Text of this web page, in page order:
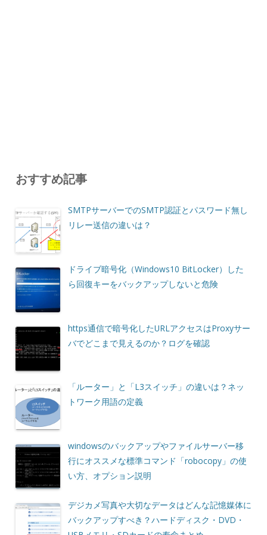
おすすめ記事
SMTPサーバーでのSMTP認証とパスワード無し
リレー送信の違いは？
ドライブ暗号化（Windows10 BitLocker）した
ら回復キーをバックアップしないと危険
https通信で暗号化したURLアクセスはProxyサー
バでどこまで見えるのか？ログを確認
「ルーター」と「L3スイッチ」の違いは？ネッ
トワーク用語の定義
windowsのバックアップやファイルサーバー移
行にオススメな標準コマンド「robocopy」の使
い方、オプション説明
デジカメ写真や大切なデータはどんな記憶媒体に
バックアップすべき？ハードディスク・DVD・